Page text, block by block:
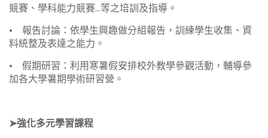
競賽、學科能力競賽…等之培訓及指導。
• 報告討論：依學生興趣做分組報告，訓練學生收集、資
料統整及表達之能力。
• 假期研習：利用寒暑假安排校外教學參觀活動，輔導參
加各大學暑期學術研習營。
➤強化多元學習課程